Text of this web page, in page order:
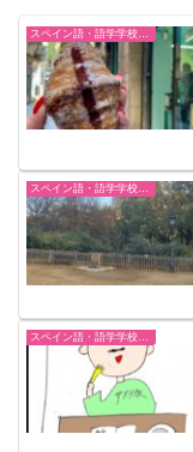
スペイン語・語学学校EOI
スペイン語・語学学校EOI